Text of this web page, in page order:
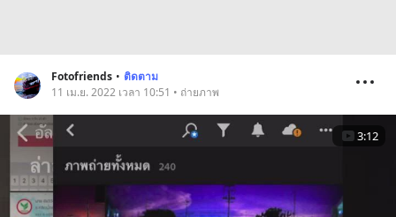
Fotofriends • ติดตาม
11 เม.ย. 2022 เวลา 10:51 • ถ่ายภาพ
3:12